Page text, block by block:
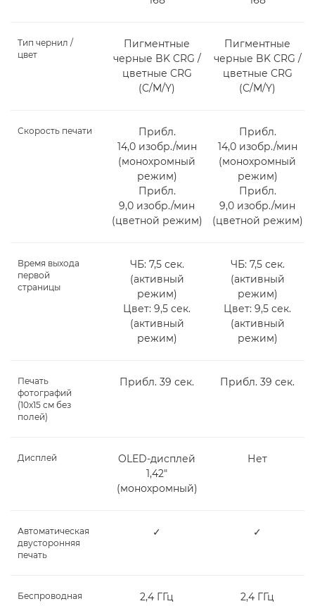
Тип чернил /
цвет
Пигментные
черные BK CRG /
цветные CRG
(C/M/Y)
Пигментные
черные BK CRG /
цветные CRG
(C/M/Y)
Скорость печати
Прибл.
14,0 изобр./мин
(монохромный
режим)
Прибл.
9,0 изобр./мин
(цветной режим)
Прибл.
14,0 изобр./мин
(монохромный
режим)
Прибл.
9,0 изобр./мин
(цветной режим)
Время выхода
первой
страницы
ЧБ: 7,5 сек.
(активный
режим)
Цвет: 9,5 сек.
(активный
режим)
ЧБ: 7,5 сек.
(активный
режим)
Цвет: 9,5 сек.
(активный
режим)
Печать
фотографий
(10x15 см без
полей)
Прибл. 39 сек. Прибл. 39 сек.
Дисплей
OLED-дисплей
1,42"
(монохромный)
Нет
Автоматическая
двусторонняя
печать
✓ ✓
Беспроводная
2,4 ГГц 2,4 ГГц